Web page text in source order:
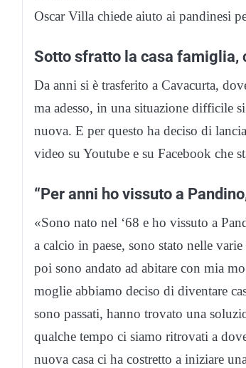
Oscar Villa chiede aiuto ai pandinesi
Sotto sfratto la casa famiglia,
Da anni si è trasferito a Cavacurta,
ma adesso, in una situazione difficile
nuova. E per questo ha deciso di
video su Youtube e su Facebook che
“Per anni ho vissuto a
«Sono nato nel ‘68 e ho vissuto a
a calcio in paese, sono stato nelle
poi sono andato ad abitare con mia
moglie abbiamo deciso di diventare
sono passati, hanno trovato una
qualche tempo ci siamo ritrovati a
nuova casa ci ha costretto a iniziare